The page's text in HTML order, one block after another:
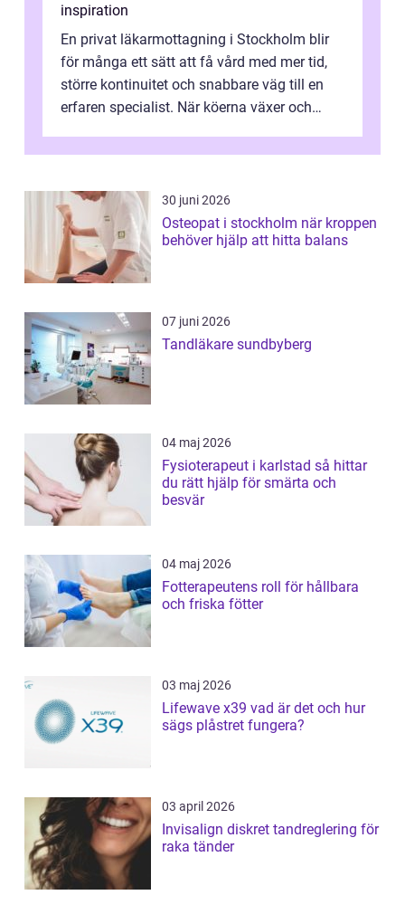
inspiration
En privat läkarmottagning i Stockholm blir
för många ett sätt att få vård med mer tid,
större kontinuitet och snabbare väg till en
erfaren specialist. När köerna växer och
30 juni 2026
Osteopat i stockholm när kroppen
behöver hjälp att hitta balans
07 juni 2026
Tandläkare sundbyberg
04 maj 2026
Fysioterapeut i karlstad så hittar
du rätt hjälp för smärta och
besvär
04 maj 2026
Fotterapeutens roll för hållbara
och friska fötter
03 maj 2026
Lifewave x39 vad är det och hur
sägs plåstret fungera?
03 april 2026
Invisalign diskret tandreglering för
raka tänder